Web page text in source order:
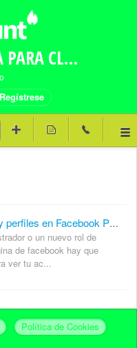
MESA DE AYUDA PARA CLIENTES PYRAMINT
Regístrese
Cómo ver y modificar roles y perfiles en Facebook Page
o un nuevo rol de
de facebook hay que
ver tu ac...
Política de Cookies